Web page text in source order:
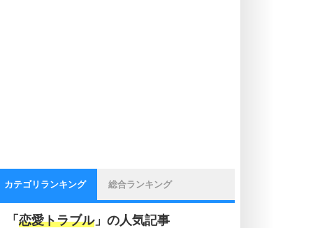
カテゴリランキング 総合ランキング
「 恋愛トラブル」の人気記事